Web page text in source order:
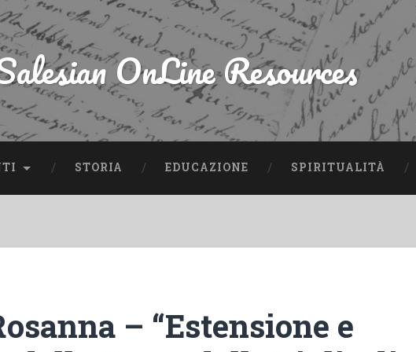
OnLine Resources
STORIA EDUCAZIONE SPIRITUALITÀ
– “Estensione e